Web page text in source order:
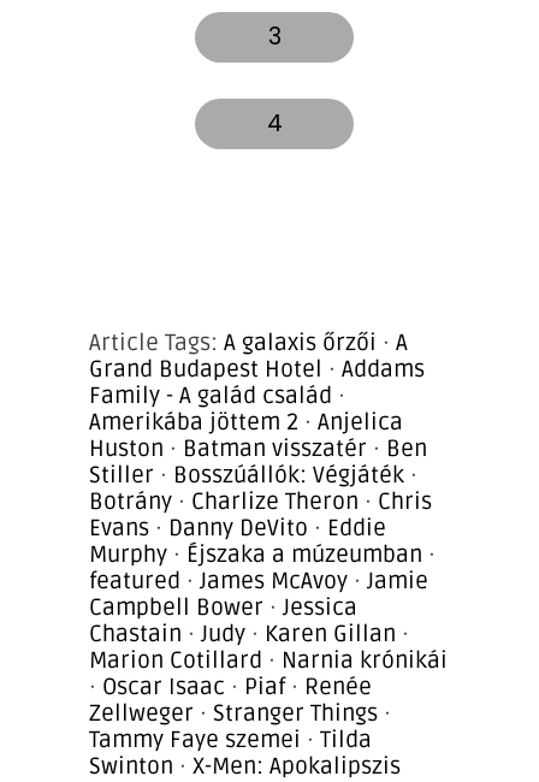
3
4
Article Tags: A galaxis őrzői · A
Grand Budapest Hotel · Addams
Family - A galád család ·
Amerikába jöttem 2 · Anjelica
Huston · Batman visszatér · Ben
Stiller · Bosszúállók: Végjáték ·
Botrány · Charlize Theron · Chris
Evans · Danny DeVito · Eddie
Murphy · Éjszaka a múzeumban ·
featured · James McAvoy · Jamie
Campbell Bower · Jessica
Chastain · Judy · Karen Gillan ·
Marion Cotillard · Narnia krónikái
· Oscar Isaac · Piaf· Renée
Zellweger · Stranger Things ·
Tammy Faye szemei · Tilda
Swinton · X-Men: Apokalipszis